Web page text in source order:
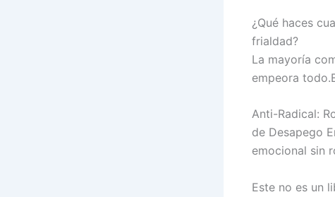
¿Qué haces
frialdad?
La mayoría
empeora
Anti-Radical:
de Desapego
emocional sin
Este no es un